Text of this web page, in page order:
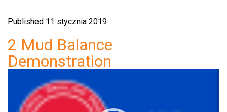
Published 11 stycznia 2019
2 Mud Balance
Demonstration